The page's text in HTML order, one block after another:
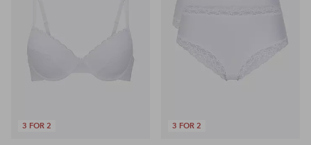
3 FOR 2 3 FOR 2